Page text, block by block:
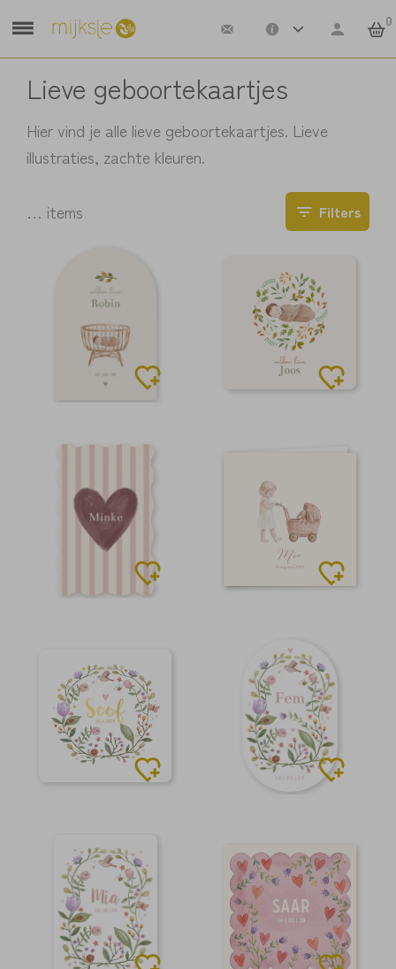
0
Lieve geboortekaartjes
Hier vind je alle lieve geboortekaartjes. Lieve
illustraties, zachte kleuren.
… items Filters